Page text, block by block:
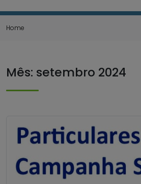
Home
Mês: setembro 2024